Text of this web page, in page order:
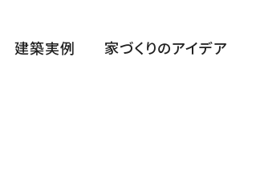
建築実例 家づくりのアイデア